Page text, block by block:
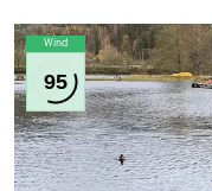
Wind
95